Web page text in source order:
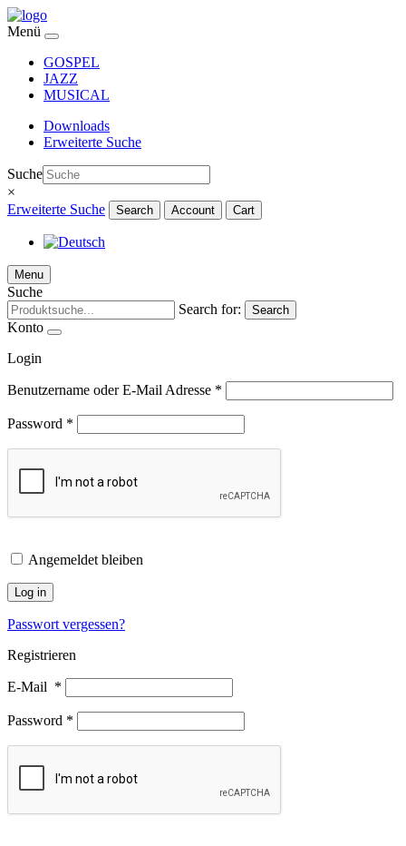
Menü
GOSPEL
JAZZ
MUSICAL
Downloads
Erweiterte Suche
Suche
×
Erweiterte Suche
Search Account Cart
Menu
Suche
Search for:
Search
Konto
Login
Benutzername oder E-Mail Adresse *
Password *
Angemeldet bleiben
Log in
Passwort vergessen?
Registrieren
E-Mail *
Password *